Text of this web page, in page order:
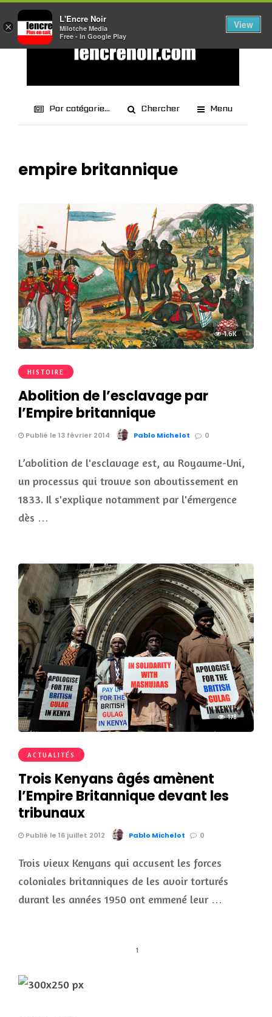
Par catégorie... Chercher Menu
empire britannique
1.6K
HISTOIRE
Abolition de l’esclavage par
l’Empire britannique
Publié le 13 février 2014 Pablo Michelot 0
L’abolition de l'esclavage est, au Royaume-Uni,
un processus qui trouve son aboutissement en
1833. Il s'explique notamment par l'émergence
dès …
178
ACTUALITÉS
Trois Kenyans âgés amènent
l’Empire Britannique devant les
tribunaux
Publié le 16 juillet 2012 Pablo Michelot 0
Trois vieux Kenyans qui accusent les forces
coloniales britanniques de les avoir torturés
durant les années 1950 ont emmené leur …
1
×
L'Encre Noir
Milotche Media
Free - In Google Play
View